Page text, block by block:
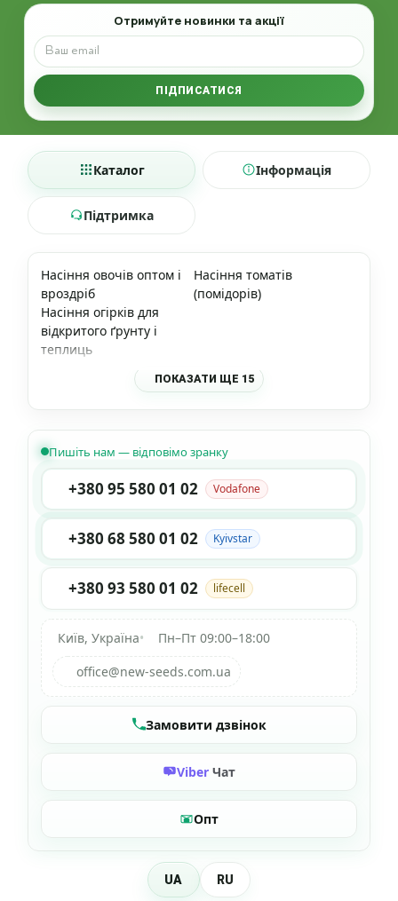
Email
Отримуйте новинки та акції
ПІДПИСАТИСЯ
Каталог Інформація
Підтримка
Насіння овочів оптом і
вроздріб
Насіння томатів
(помідорів)
Насіння огірків для
відкритого ґрунту і
теплиць
ПОКАЗАТИ ЩЕ 15
Пишіть нам — відповімо зранку
+380 95 580 01 02 Vodafone
+380 68 580 01 02 Kyivstar
+380 93 580 01 02 lifecell
Київ, Україна•
Пн–Пт 09:00–18:00
office@new-seeds.com.ua
Замовити дзвінок
Viber Чат
Опт
UA RU